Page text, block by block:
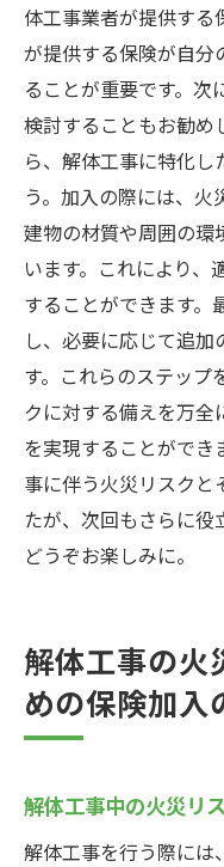
体工事業者が提供する
が提供する保険が自分
ることが重要です。次
検討することもお勧め
ら、解体工事に特化し
う。加入の際には、火
建物の材質や周囲の環
います。これにより、
することができます。
し、必要に応じて追
す。これらのステップ
クに対する備えを万
を実現することができ
事に伴う火災リスクと
たが、次回もさらに役
どうぞお楽しみに。
解体工事の火
めの保険加入
解体工事中の火災リ
解体工事を行う際には